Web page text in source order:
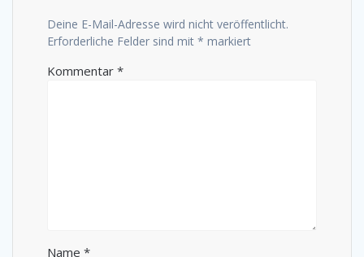
Deine E-Mail-Adresse wird nicht veröffentlicht.
Erforderliche Felder sind mit * markiert
Kommentar *
Name *